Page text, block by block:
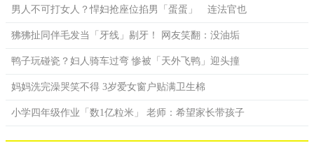
男人不可打女人？悍妇抢座位掐男「蛋蛋」 连法官也
狒狒扯同伴毛发当「牙线」剔牙！ 网友笑翻：没油垢
鸭子玩碰瓷？妇人骑车过弯 惨被「天外飞鸭」迎头撞
妈妈洗完澡哭笑不得 3岁爱女窗户贴满卫生棉
小学四年级作业「数1亿粒米」 老师：希望家长带孩子